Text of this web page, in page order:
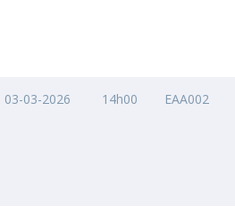
03-03-2026 14h00 EAA002